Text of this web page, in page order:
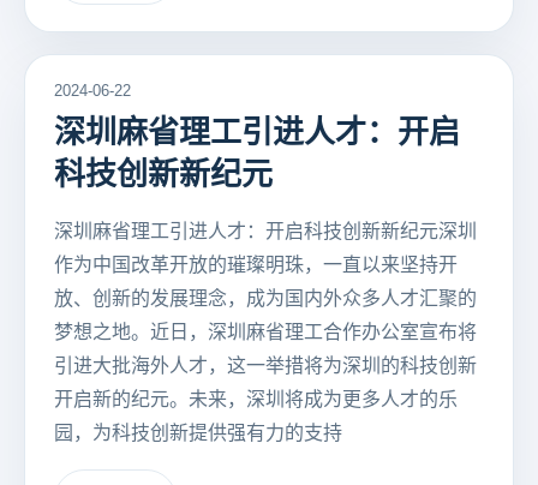
2024-06-22
深圳麻省理工引进人才：开启
科技创新新纪元
深圳麻省理工引进人才：开启科技创新新纪元深圳
作为中国改革开放的璀璨明珠，一直以来坚持开
放、创新的发展理念，成为国内外众多人才汇聚的
梦想之地。近日，深圳麻省理工合作办公室宣布将
引进大批海外人才，这一举措将为深圳的科技创新
开启新的纪元。未来，深圳将成为更多人才的乐
园，为科技创新提供强有力的支持